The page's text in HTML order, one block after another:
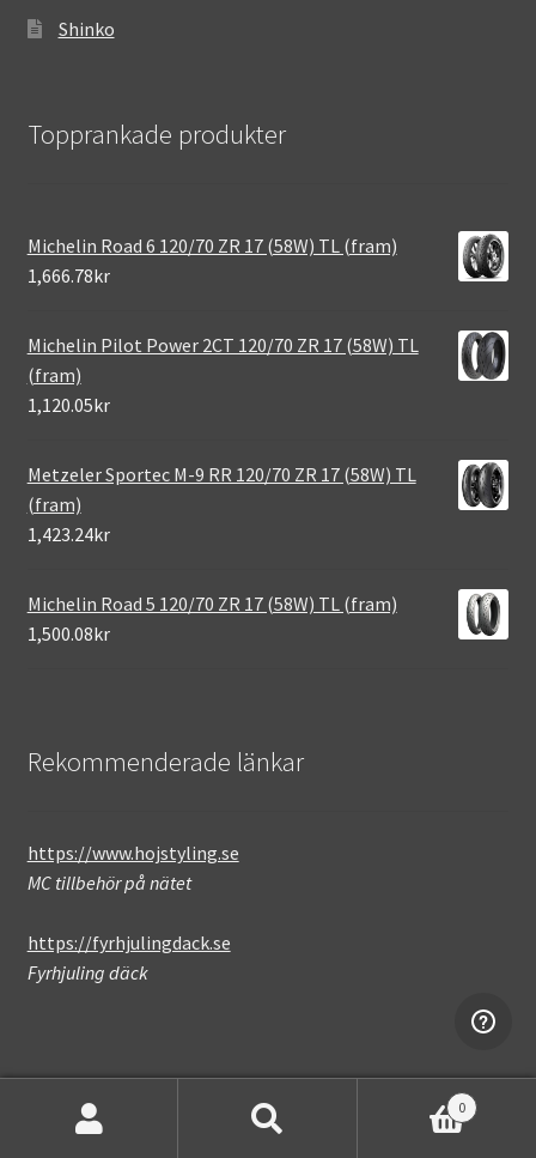
Shinko
Topprankade produkter
Michelin Road 6 120/70 ZR 17 (58W) TL (fram)
1,666.78kr
Michelin Pilot Power 2CT 120/70 ZR 17 (58W) TL
(fram)
1,120.05kr
Metzeler Sportec M-9 RR 120/70 ZR 17 (58W) TL
(fram)
1,423.24kr
Michelin Road 5 120/70 ZR 17 (58W) TL (fram)
1,500.08kr
Rekommenderade länkar
https://www.hojstyling.se
MC tillbehör på nätet
https://fyrhjulingdack.se
Fyrhjuling däck
0